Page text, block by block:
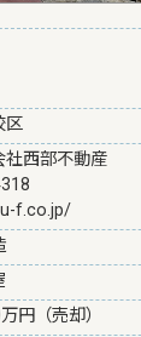
区
社西部不動産
f.co.jp/
円（売却）